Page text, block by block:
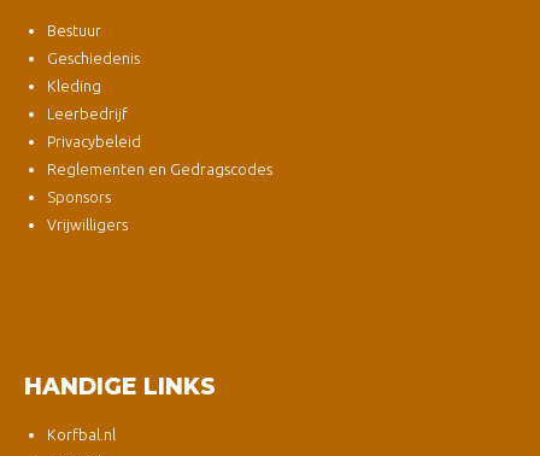
Bestuur
Geschiedenis
Kleding
Leerbedrijf
Privacybeleid
Reglementen en Gedragscodes
Sponsors
Vrijwilligers
HANDIGE LINKS
Korfbal.nl